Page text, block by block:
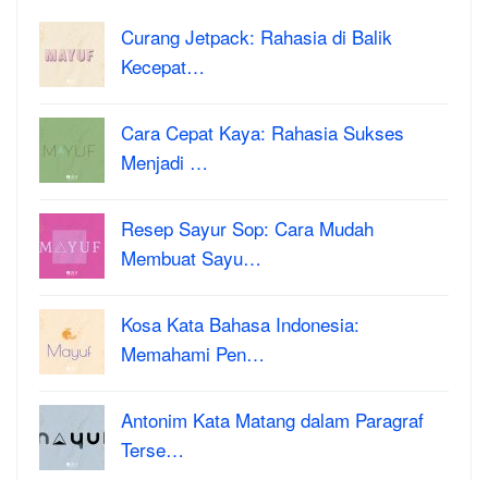
Curang Jetpack: Rahasia di Balik
Kecepat…
Cara Cepat Kaya: Rahasia Sukses
Menjadi …
Resep Sayur Sop: Cara Mudah
Membuat Sayu…
Kosa Kata Bahasa Indonesia:
Memahami Pen…
Antonim Kata Matang dalam Paragraf
Terse…